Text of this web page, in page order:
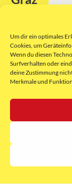
Um dir ein optimales
Cookies, um
Wenn du diesen
Surfverhalten oder
deine Zustimmung
Merkmale und
Sie erreichen uns
Website by Rubikon
GmbH
E-Mail